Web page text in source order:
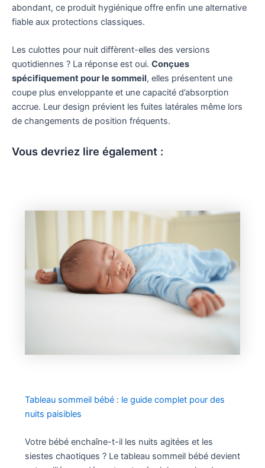
abondant, ce produit hygiénique offre enfin une alternative
fiable aux protections classiques.
Les culottes pour nuit diffèrent-elles des versions
quotidiennes ? La réponse est oui. Conçues
spécifiquement pour le sommeil, elles présentent une
coupe plus enveloppante et une capacité d’absorption
accrue. Leur design prévient les fuites latérales même lors
de changements de position fréquents.
Vous devriez lire également :
Tableau sommeil bébé : le guide complet pour des
nuits paisibles
Votre bébé enchaîne-t-il les nuits agitées et les
siestes chaotiques ? Le tableau sommeil bébé devient